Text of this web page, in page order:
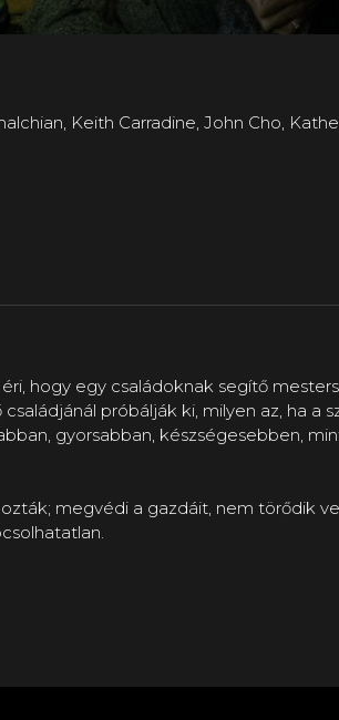
Keith Carradine, John Cho,
hogy egy családoknak segítő
próbálják ki, milyen az, ha a
gyorsabban, készségesebben,
megvédi a gazdáit, nem törődik